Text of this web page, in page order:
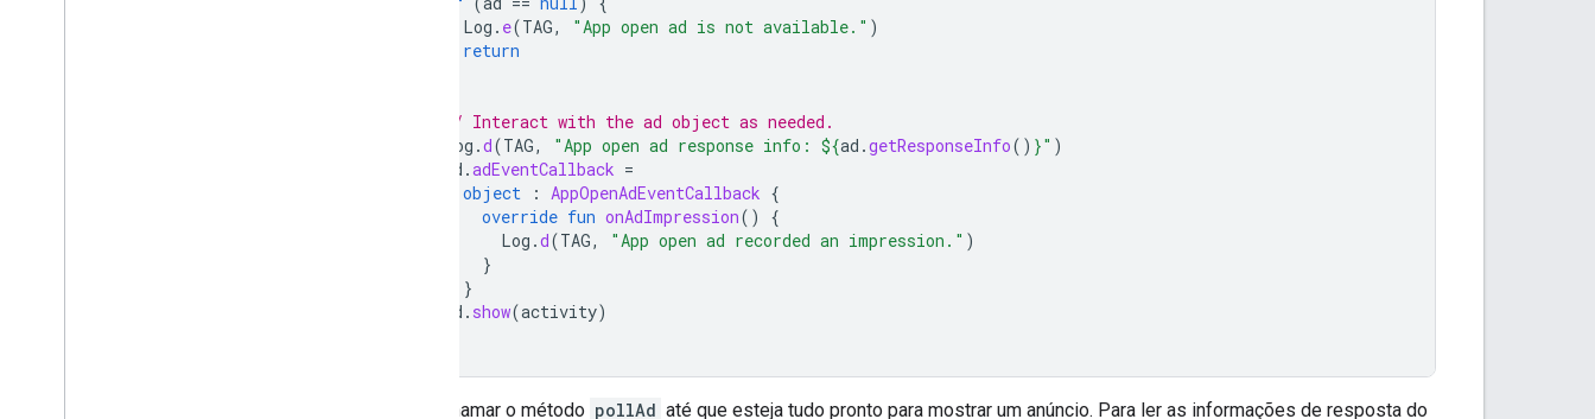
Log . e(TAG, "App open ad is not available." )
return
// Interact with the ad object as needed.
Log .d(TAG, "App open ad response info: ${ad .getResponseInfo() }" )
ad .adEventCallback =
object
: AppOpenAdEventCallback {
override fun onAdImpression()
{
Log .d(TAG, "App open ad recorded an impression." )
}
}
ad . show(activity)
Evite chamar o método pollAd até que esteja tudo pronto para mostrar um anúncio. Para ler as informações de resposta do